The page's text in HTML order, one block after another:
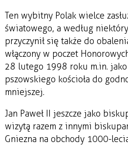
Ten wybitny Polak wielce
światowego, a według
przyczynił się także do
włączony w poczet
28 lutego 1998 roku m.in.
pszowskiego kościoła do
mniejszej.
Jan Paweł II jeszcze jako
wizytą razem z innymi
Gniezna na obchody 1000-